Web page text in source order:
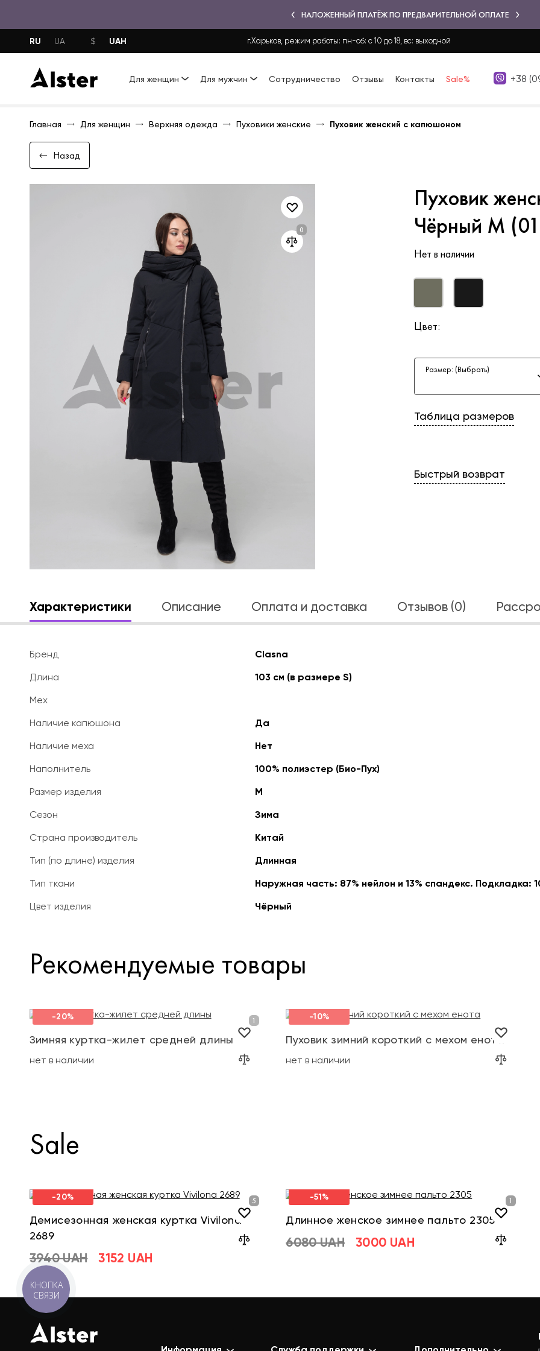
НАЛОЖЕННЫЙ ПЛАТЁЖ ПО ПРЕДВАРИТЕЛЬНОЙ ОПЛАТЕ
RU UA $ UAH г.Харьков, режим работы: пн-сб: с 10 до 18, вс: выходной
Для женщин Для мужчин Сотрудничество Отзывы Контакты Sale% +38
Главная Для женщин Верхняя одежда Пуховики женские Пуховик женский с капюшоном
Назад
Пуховик
Чёрный M
Нет в наличии
Цвет:
Размер: (Выбрать)
Таблица размеров
Быстрый возврат
Характеристики Описание Оплата и доставка Отзывов (0)
Бренд
Clasna
Длина
103 см (в размере S)
Мех
Наличие капюшона
Да
Наличие меха
Нет
Наполнитель
100% полиэстер (Био-Пух)
Размер изделия
M
Сезон
Зима
Страна производитель
Китай
Тип (по длине) изделия
Длинная
Тип ткани
Наружная часть: 87% нейлон и 13% спандекс. Подкладка:
Цвет изделия
Чёрный
Рекомендуемые товары
-20%
Зимняя куртка-жилет средней длины
нет в наличии
-10%
Пуховик зимний короткий с мехом енота
нет в наличии
Sale
-20%
Демисезонная женская куртка Vivilona
2689
3940 UAH 3152 UAH
-51%
Длинное женское зимнее пальто 2305
6080 UAH 3000 UAH
КНОПКА
СВЯЗИ